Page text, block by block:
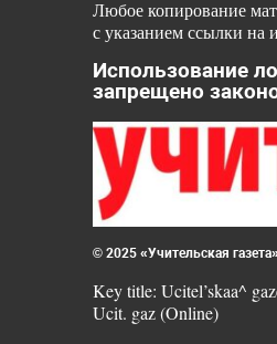
Любое копирование
с указанием ссылки на
Использование
запрещено
© 2025 «Учительская газета»
Key title: Ucitel’skaa^
Ucit. gaz (Online)